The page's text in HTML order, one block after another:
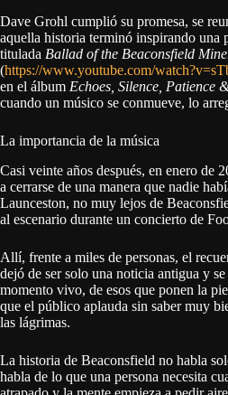
Dave Grohl cumplió su promesa, se
aquella historia terminó inspirando una
titulada Ballad of the Beaconsfield
(https://www.youtube.com/
en el álbum Echoes, Silence, Patience
cuando un músico se conmueve, lo
La importancia de la música
Casi veinte años después, en enero de
a cerrarse de una manera que nadie
Launceston, no muy lejos de
al escenario durante un concierto de
Allí, frente a miles de personas, el
dejó de ser solo una noticia antigua y
momento vivo, de esos que ponen la
que el público aplauda sin saber muy
las lágrimas.
La historia de Beaconsfield no habla
habla de lo que una persona necesita